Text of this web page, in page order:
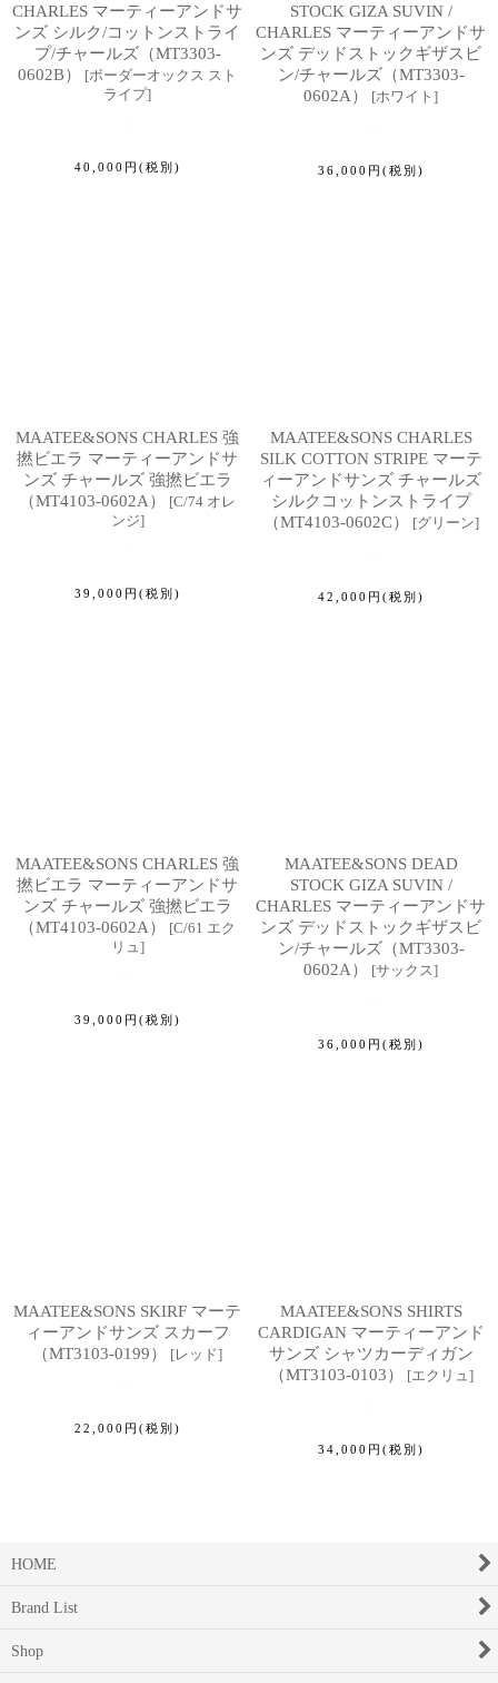
CHARLES マーティーアンドサ
ンズ シルク/コットンストライ
プ/チャールズ（MT3303-
0602B）
[ボーダーオックス スト
ライプ]
40,000 円 (税別)
STOCK GIZA SUVIN /
CHARLES マーティーアンドサ
ンズ デッドストックギザスビ
ン/チャールズ（MT3303-
0602A）
[ホワイト ]
36,000 円 (税別)
MAATEE&SONS CHARLES 強
撚ビエラ マーティーアンドサ
ンズ チャールズ 強撚ビエラ
（MT4103-0602A）
[C/74 オレ
ンジ]
39,000 円 (税別)
MAATEE&SONS CHARLES
SILK COTTON STRIPE マーテ
ィーアンドサンズ チャールズ
シルクコットンストライプ
（MT4103-0602C）
[グリーン]
42,000 円 (税別)
MAATEE&SONS CHARLES 強
撚ビエラ マーティーアンドサ
ンズ チャールズ 強撚ビエラ
（MT4103-0602A）
[C/61 エク
リュ ]
39,000 円 (税別)
MAATEE&SONS DEAD
STOCK GIZA SUVIN /
CHARLES マーティーアンドサ
ンズ デッドストックギザスビ
ン/チャールズ（MT3303-
0602A）
[サックス]
36,000 円 (税別)
MAATEE&SONS SKIRF マーテ
ィーアンドサンズ スカーフ
（MT3103-0199）
[レッド]
22,000 円 (税別)
MAATEE&SONS SHIRTS
CARDIGAN マーティーアンド
サンズ シャツカーディガン
（MT3103-0103）
[エクリュ ]
34,000 円 (税別)
HOME
Brand List
Shop